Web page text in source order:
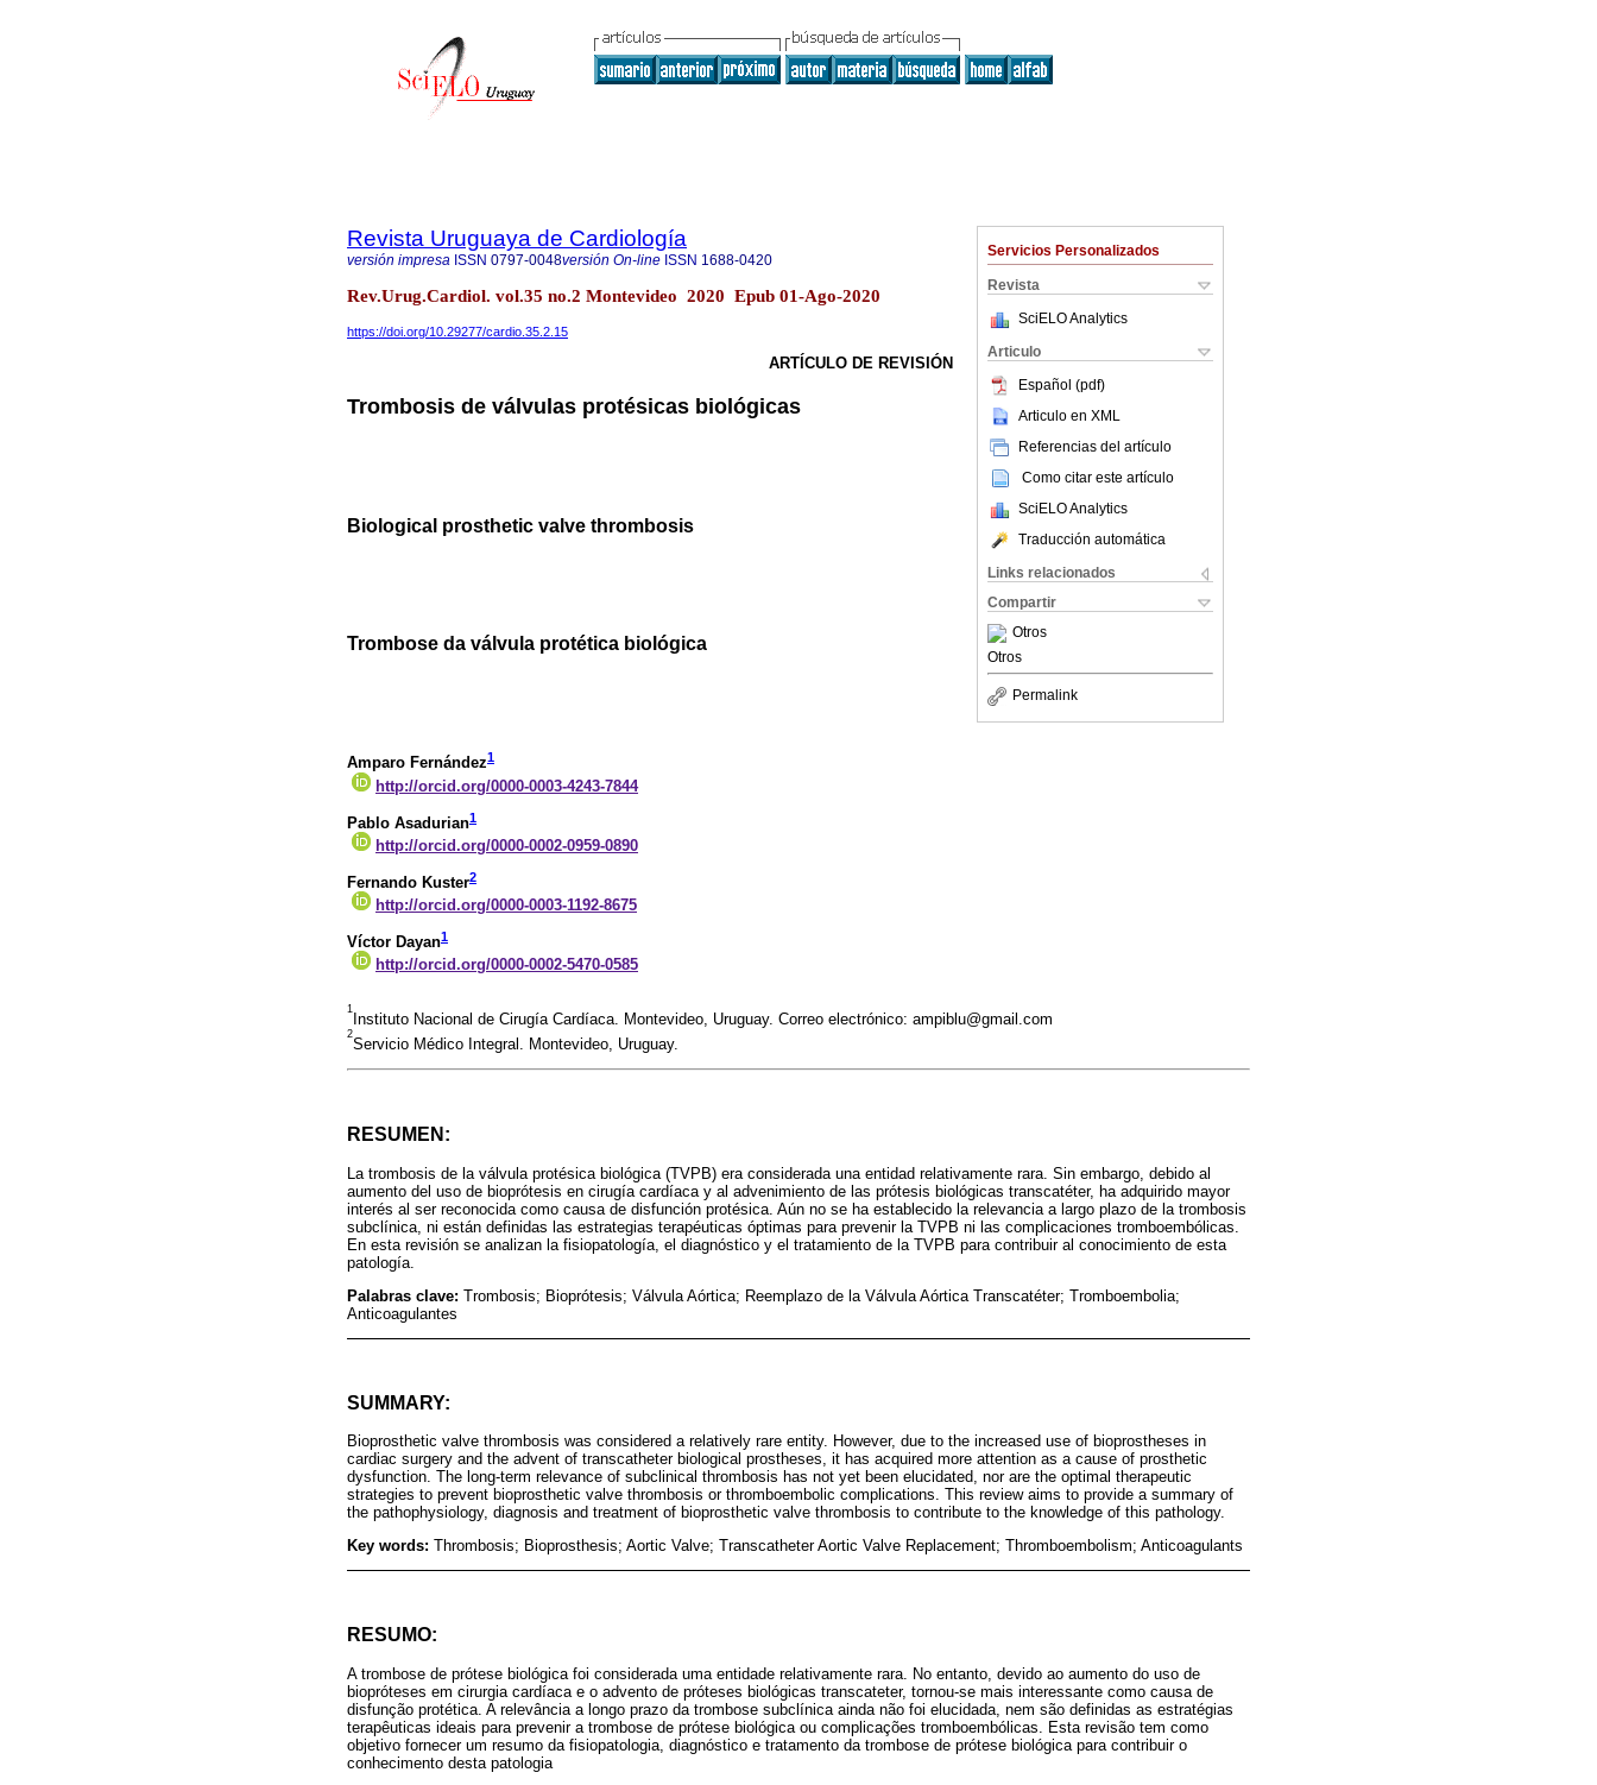
Servicios Personalizados
Revista
SciELO Analytics
Articulo
Español (pdf)
Articulo en XML
Referencias del artículo
Como citar este artículo
SciELO Analytics
Traducción automática
Links relacionados
Compartir
Otros
Otros
Permalink
Revista Uruguaya de Cardiología
versión impresa ISSN 0797-0048versión On-line ISSN 1688-0420
Rev.Urug.Cardiol. vol.35 no.2 Montevideo 2020 Epub 01-Ago-2020
https://doi.org/10.29277/cardio.35.2.15
ARTÍCULO DE REVISIÓN
Trombosis de válvulas protésicas biológicas
Biological prosthetic valve thrombosis
Trombose da válvula protética biológica
Amparo Fernández1
http://orcid.org/0000-0003-4243-7844
Pablo Asadurian1
http://orcid.org/0000-0002-0959-0890
Fernando Kuster2
http://orcid.org/0000-0003-1192-8675
Víctor Dayan1
http://orcid.org/0000-0002-5470-0585
1
Instituto Nacional de Cirugía Cardíaca. Montevideo, Uruguay. Correo electrónico: ampiblu@gmail.com
2
Servicio Médico Integral. Montevideo, Uruguay.
RESUMEN:
La trombosis de la válvula protésica biológica (TVPB) era considerada una entidad relativamente rara. Sin embargo, debido al
aumento del uso de bioprótesis en cirugía cardíaca y al advenimiento de las prótesis biológicas transcatéter, ha adquirido mayor
interés al ser reconocida como causa de disfunción protésica. Aún no se ha establecido la relevancia a largo plazo de la trombosis
subclínica, ni están definidas las estrategias terapéuticas óptimas para prevenir la TVPB ni las complicaciones tromboembólicas.
En esta revisión se analizan la fisiopatología, el diagnóstico y el tratamiento de la TVPB para contribuir al conocimiento de esta
patología.
Palabras clave: Trombosis; Bioprótesis; Válvula Aórtica; Reemplazo de la Válvula Aórtica Transcatéter; Tromboembolia;
Anticoagulantes
SUMMARY:
Bioprosthetic valve thrombosis was considered a relatively rare entity. However, due to the increased use of bioprostheses in
cardiac surgery and the advent of transcatheter biological prostheses, it has acquired more attention as a cause of prosthetic
dysfunction. The long-term relevance of subclinical thrombosis has not yet been elucidated, nor are the optimal therapeutic
strategies to prevent bioprosthetic valve thrombosis or thromboembolic complications. This review aims to provide a summary of
the pathophysiology, diagnosis and treatment of bioprosthetic valve thrombosis to contribute to the knowledge of this pathology.
Key words: Thrombosis; Bioprosthesis; Aortic Valve; Transcatheter Aortic Valve Replacement; Thromboembolism; Anticoagulants
RESUMO:
A trombose de prótese biológica foi considerada uma entidade relativamente rara. No entanto, devido ao aumento do uso de
biopróteses em cirurgia cardíaca e o advento de próteses biológicas transcateter, tornou-se mais interessante como causa de
disfunção protética. A relevância a longo prazo da trombose subclínica ainda não foi elucidada, nem são definidas as estratégias
terapêuticas ideais para prevenir a trombose de prótese biológica ou complicações tromboembólicas. Esta revisão tem como
objetivo fornecer um resumo da fisiopatologia, diagnóstico e tratamento da trombose de prótese biológica para contribuir o
conhecimento desta patologia